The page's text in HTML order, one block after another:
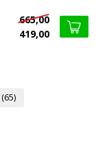
665,00
419,00
(65)